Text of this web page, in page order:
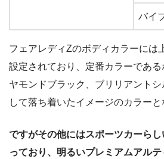
バイ
フェアレディZのボディカラーには
設定されており、定番カラーであ
ヤモンドブラック、ブリリアント
して落ち着いたイメージのカラーと
ですがその他にはスポーツカーら
っており、明るいプレミアムアル